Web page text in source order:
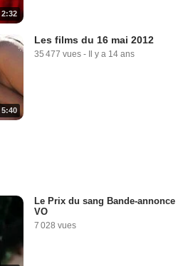
2:32
5:40
Les films du 16 mai 2012
35 477 vues - Il y a 14 ans
Le Prix du sang Bande-annonce
VO
7 028 vues